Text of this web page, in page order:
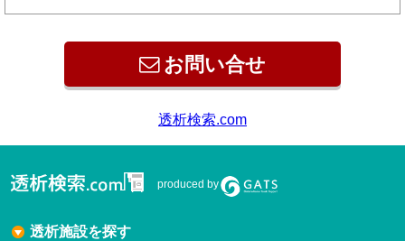
お問い合せ
透析検索.com
produced by
透析施設を探す